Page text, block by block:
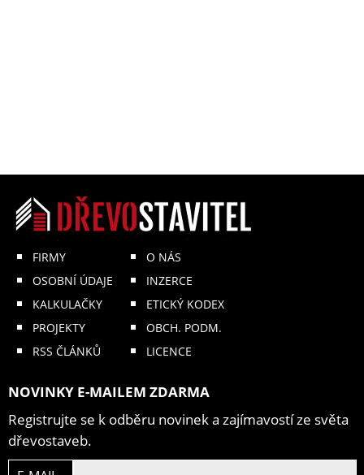
FIRMY
OSOBNÍ ÚDAJE
KALKULAČKY
PROJEKTY
RSS ČLÁNKŮ
O NÁS
INZERCE
ETICKÝ KODEX
OBCH. PODM.
LICENCE
NOVINKY E-MAILEM ZDARMA
Registrujte se k odběru novinek a zajímavostí ze světa
dřevostaveb.